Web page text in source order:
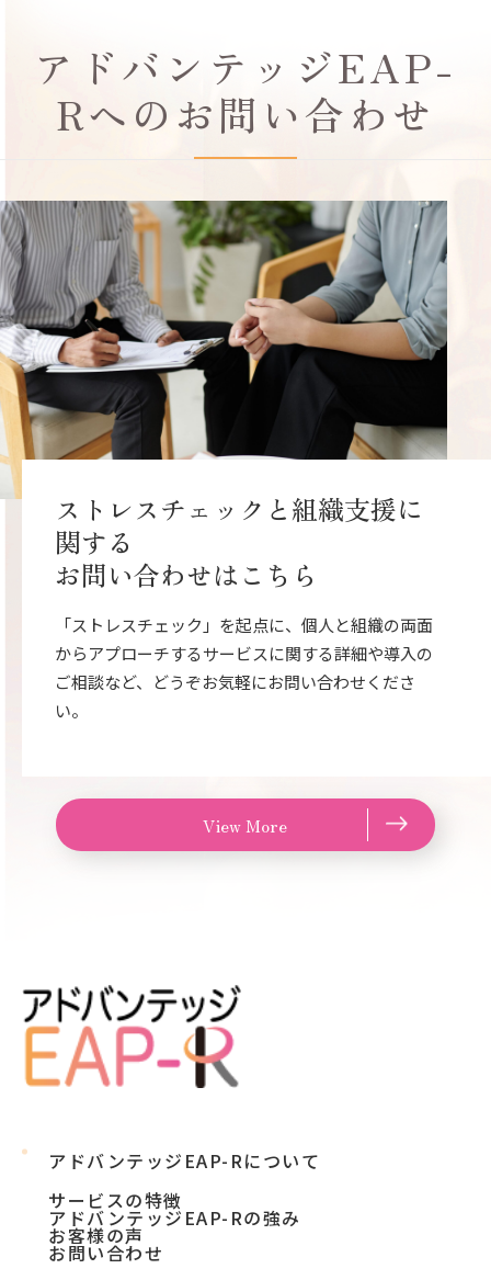
アドバンテッジEAP-
Rへのお問い合わせ
ストレスチェックと組織支援に
関する
お問い合わせはこちら
「ストレスチェック」を起点に、個人と組織の両面
からアプローチするサービスに関する詳細や導入の
ご相談など、どうぞお気軽にお問い合わせくださ
い。
View More
アドバンテッジEAP-Rについて
サービスの特徴
アドバンテッジEAP-Rの強み
お客様の声
お問い合わせ